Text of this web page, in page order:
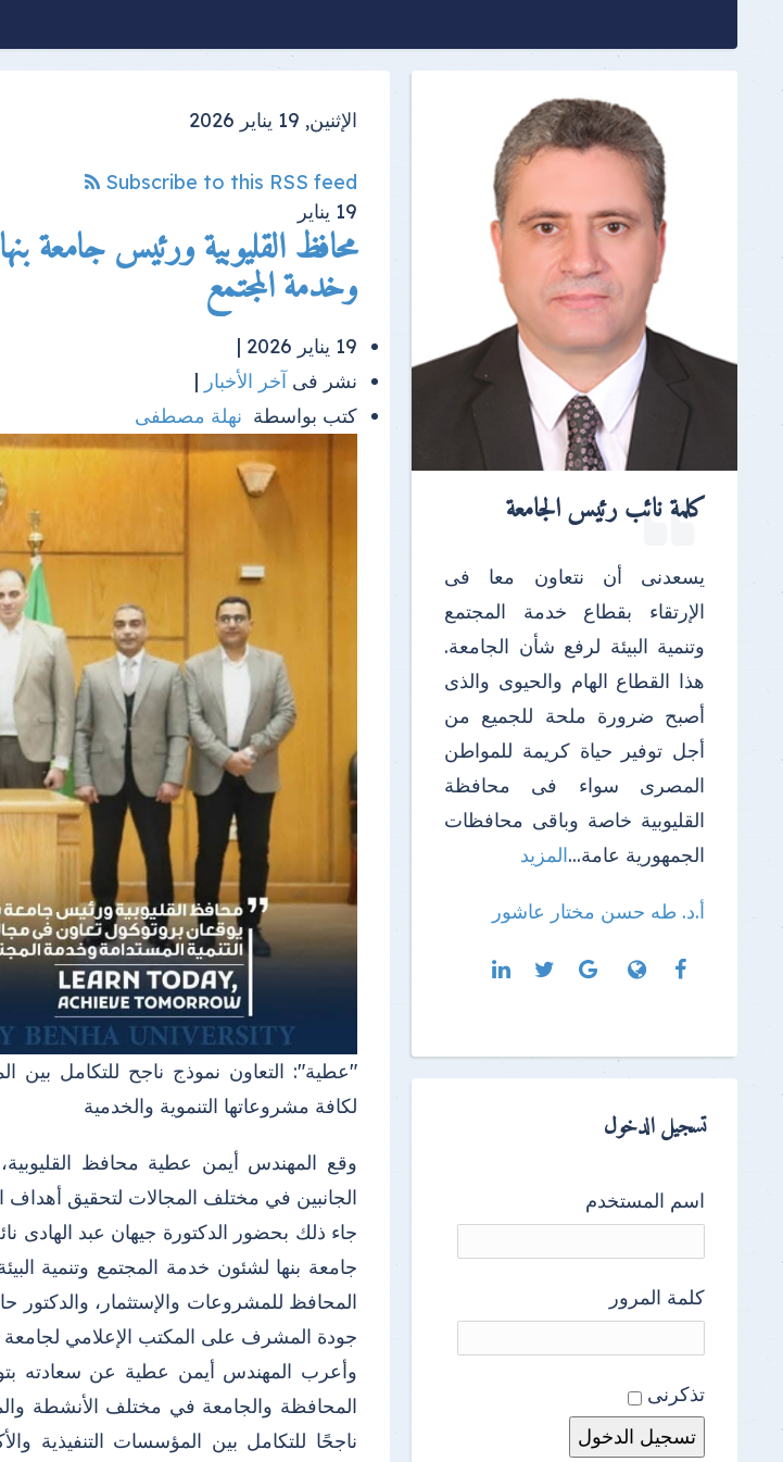
الإثنين, 19 يناير 2026
Subscribe to this RSS feed
19 يناير
محافظ القليوبية ورئيس جامعة
وخدمة المجتمع
19 يناير 2026 |
نشر فى آخر الأخبار |
كتب بواسطة نهلة مصطفى
"عطية": التعاون نموذج ناجح للتكامل بين
لكافة مشروعاتها التنموية والخدمية
وقع المهندس أيمن عطية محافظ
الجانبين في مختلف المجالات لتحقيق أهداف
جاء ذلك بحضور الدكتورة جيهان عبد الهادى
جامعة بنها لشئون خدمة المجتمع وتنمية
المحافظ للمشروعات والإستثمار، والدكتور
جودة المشرف على المكتب الإعلامي لجامعة
وأعرب المهندس أيمن عطية عن سعادته
المحافظة والجامعة في مختلف الأنشطة
ناجحًا للتكامل بين المؤسسات التنفيذية
كلمة نائب رئيس الجامعة
يسعدنى أن نتعاون معا فى
الإرتقاء بقطاع خدمة المجتمع
وتنمية البيئة لرفع شأن الجامعة.
هذا القطاع الهام والحيوى والذى
أصبح ضرورة ملحة للجميع من
أجل توفير حياة كريمة للمواطن
المصرى سواء فى محافظة
القليوبية خاصة وباقى محافظات
الجمهورية عامة...المزيد
أ.د. طه حسن مختار عاشور
تسجيل الدخول
اسم المستخدم
كلمة المرور
تذكرنى